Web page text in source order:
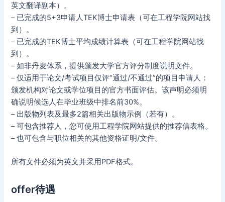
英文翻译副本）。
– 已完成的5+3申请人TEK博士申请表（可在工程学院网站找
到）。
– 已完成的TEK博士平均成绩计算表（可在工程学院网站找
到）。
– 如非丹麦体系，提供颁发大学官方评分制度说明文件。
– 仅适用于论文/考试项目仅评“通过/不通过”的项目申请人：
颁发机构对论文或学位项目的官方书面评估。该声明必须明
确说明候选人在毕业班级中排名前30%。
– 出版物列表及最多2篇相关出版物示例（若有）。
– 可包含推荐人，您可使用工程学院网站提供的推荐信表格。
– 也可包含与职位相关的其他资格证明/文件。
所有文件必须为英文并采用PDF格式。
offer待遇